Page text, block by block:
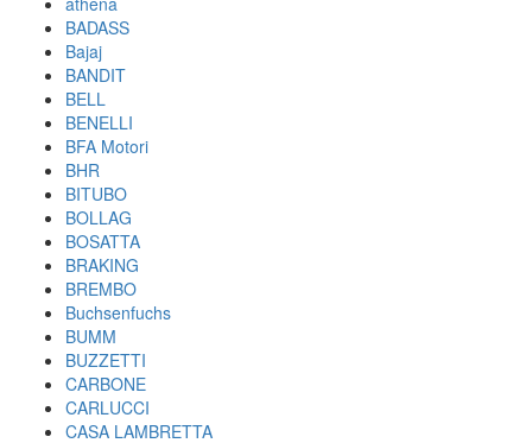
BADASS
Bajaj
BANDIT
BELL
BENELLI
BFA Motori
BHR
BITUBO
BOLLAG
BOSATTA
BRAKING
BREMBO
Buchsenfuchs
BUMM
BUZZETTI
CARBONE
CARLUCCI
CASA LAMBRETTA